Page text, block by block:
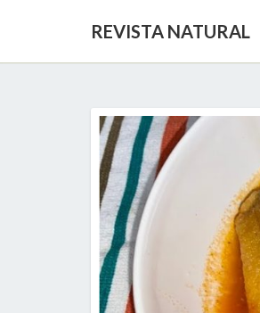
REVISTA NATURAL